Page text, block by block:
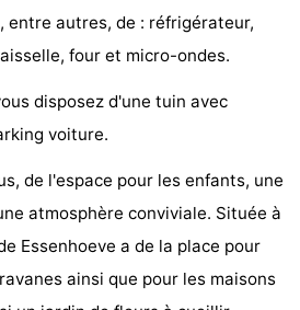
entre autres, de : réfrigérateur,
four et micro-ondes.
disposez d'une tuin avec
voiture.
de l'espace pour les enfants, une
atmosphère conviviale. Située à
Essenhoeve a de la place pour
ainsi que pour les maisons